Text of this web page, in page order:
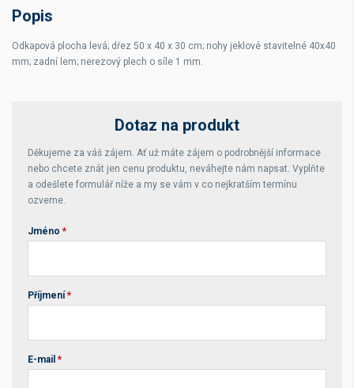
Popis
Odkapová plocha levá; dřez 50 x 40 x 30 cm; nohy jeklové stavitelné 40x40
mm; zadní lem; nerezový plech o síle 1 mm.
Dotaz na produkt
Děkujeme za váš zájem. Ať už máte zájem o podrobnější informace
nebo chcete znát jen cenu produktu, neváhejte nám napsat. Vyplňte
a odešlete formulář níže a my se vám v co nejkratším termínu
ozveme.
Jméno *
Příjmení *
E-mail *